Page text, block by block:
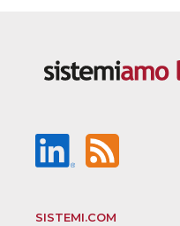
SISTEMI.COM